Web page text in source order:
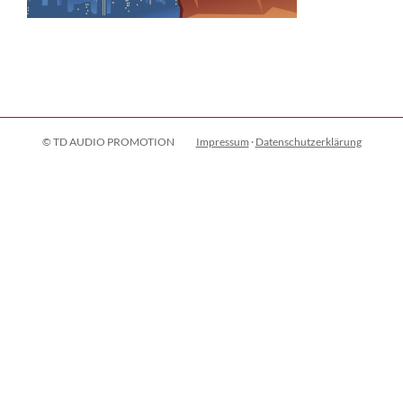
© TD AUDIO PROMOTION Impressum · Datenschutzerklärung